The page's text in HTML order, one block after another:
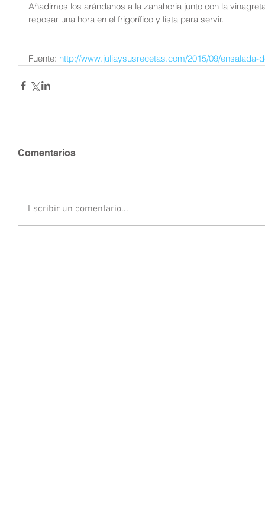
Añadimos los arándanos a la zanahoria junto con la
reposar una hora en el frigorífico y lista para servir.
Fuente: http://www.juliaysusrecetas.com/2015/09/ensalada-
Comentarios
Escribir un comentario...